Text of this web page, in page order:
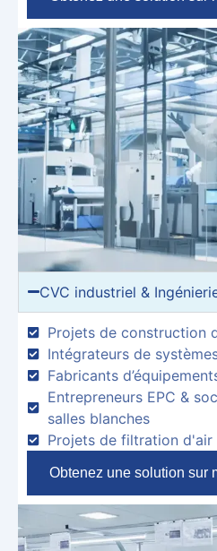
CVC industriel &
Projets de construction
Intégrateurs de
Fabricants
Entrepreneurs EPC &
salles blanches
Projets de filtration d'air
Obtenez une solution sur